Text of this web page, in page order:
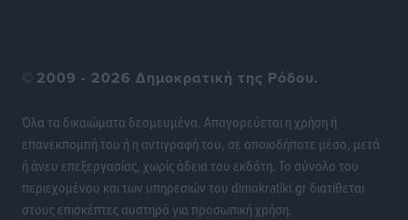
© 2009 - 2026 Δημοκρατική της Ρόδου.
Όλα τα δικαιώματα δεσμευμένα. Απαγορεύεται η χρήση ή
επανεκπομπή του ή η αντιγραφή του, σε οποιοδήποτε μέσο, μετά
ή άνευ επεξεργασίας, χωρίς άδεια του εκδότη. Το σύνολο του
περιεχομένου και των υπηρεσιών του dimokratiki.gr διατίθεται
στους επισκέπτες αυστηρά για προσωπική χρήση.